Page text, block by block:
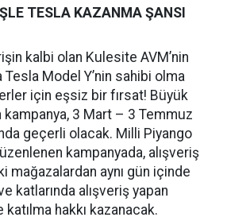
TESLA KAZANMA ŞANSI
kalbi olan Kulesite AVM’nin
Tesla Model Y’nin sahibi olma
için eşsiz bir fırsat! Büyük
kampanya, 3 Mart – 3 Temmuz
geçerli olacak. Milli Piyango
kampanyada, alışveriş
mağazalardan aynı gün içinde
katlarında alışveriş yapan
hakkı kazanacak.